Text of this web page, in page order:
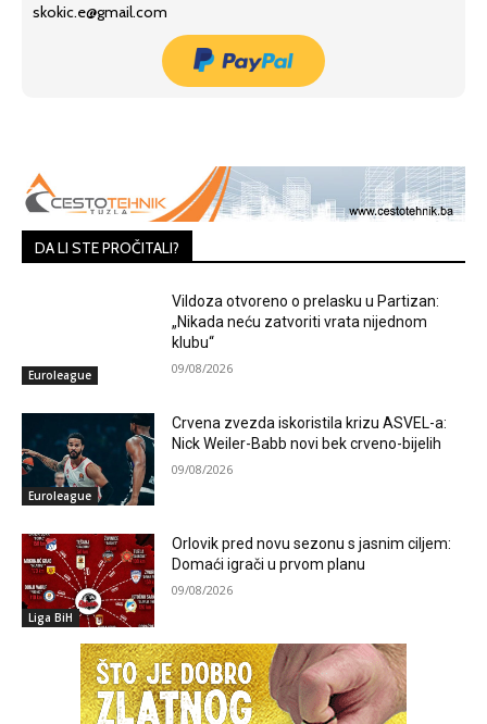
skokic.e@gmail.com
DA LI STE PROČITALI?
Euroleague
Vildoza otvoreno o prelasku u Partizan:
„Nikada neću zatvoriti vrata nijednom
klubu“
09/08/2026
Euroleague
Crvena zvezda iskoristila krizu ASVEL-a:
Nick Weiler-Babb novi bek crveno-bijelih
09/08/2026
Liga BiH
Orlovik pred novu sezonu s jasnim ciljem:
Domaći igrači u prvom planu
09/08/2026